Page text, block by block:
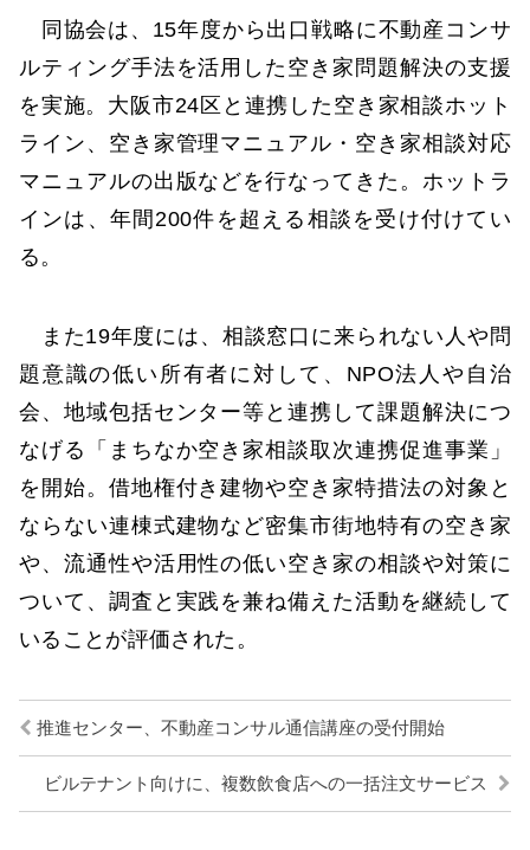
同協会は、15年度から出口戦略に不動産コンサ
ルティング手法を活用した空き家問題解決の支援
を実施。大阪市24区と連携した空き家相談ホット
ライン、空き家管理マニュアル・空き家相談対応
マニュアルの出版などを行なってきた。ホットラ
インは、年間200件を超える相談を受け付けてい
る。
また19年度には、相談窓口に来られない人や問
題意識の低い所有者に対して、NPO法人や自治
会、地域包括センター等と連携して課題解決につ
なげる「まちなか空き家相談取次連携促進事業」
を開始。借地権付き建物や空き家特措法の対象と
ならない連棟式建物など密集市街地特有の空き家
や、流通性や活用性の低い空き家の相談や対策に
ついて、調査と実践を兼ね備えた活動を継続して
いることが評価された。
推進センター、不動産コンサル通信講座の受付開始
ビルテナント向けに、複数飲食店への一括注文サービス